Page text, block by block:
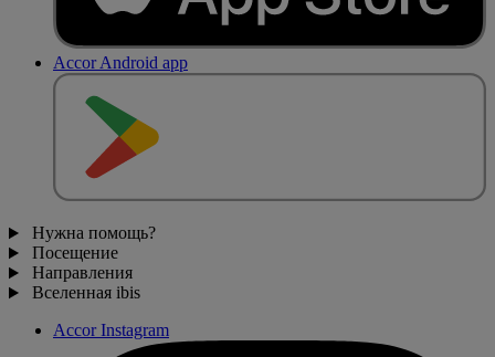
Accor Android app
Нужна помощь?
Посещение
Направления
Вселенная ibis
Accor Instagram